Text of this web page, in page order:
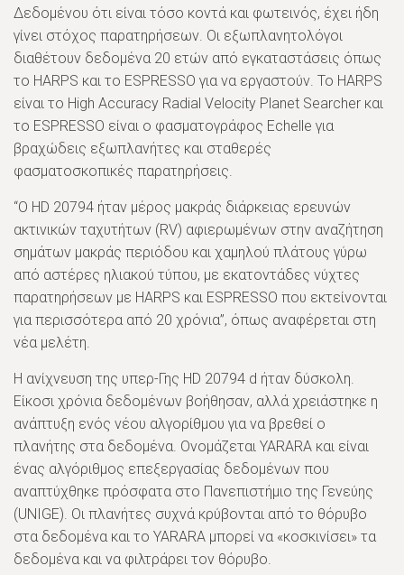
Δεδομένου ότι είναι τόσο κοντά και φωτεινός, έχει ήδη
γίνει στόχος παρατηρήσεων. Οι εξωπλανητολόγοι
διαθέτουν δεδομένα 20 ετών από εγκαταστάσεις όπως
το HARPS και το ESPRESSO για να εργαστούν. Το HARPS
είναι το High Accuracy Radial Velocity Planet Searcher και
το ESPRESSO είναι ο φασματογράφος Echelle για
βραχώδεις εξωπλανήτες και σταθερές
φασματοσκοπικές παρατηρήσεις.
“Ο HD 20794 ήταν μέρος μακράς διάρκειας ερευνών
ακτινικών ταχυτήτων (RV) αφιερωμένων στην αναζήτηση
σημάτων μακράς περιόδου και χαμηλού πλάτους γύρω
από αστέρες ηλιακού τύπου, με εκατοντάδες νύχτες
παρατηρήσεων με HARPS και ESPRESSO που εκτείνονται
για περισσότερα από 20 χρόνια”, όπως αναφέρεται στη
νέα μελέτη.
Η ανίχνευση της υπερ-Γης HD 20794 d ήταν δύσκολη.
Είκοσι χρόνια δεδομένων βοήθησαν, αλλά χρειάστηκε η
ανάπτυξη ενός νέου αλγορίθμου για να βρεθεί ο
πλανήτης στα δεδομένα. Ονομάζεται YARARA και είναι
ένας αλγόριθμος επεξεργασίας δεδομένων που
αναπτύχθηκε πρόσφατα στο Πανεπιστήμιο της Γενεύης
(UNIGE). Οι πλανήτες συχνά κρύβονται από το θόρυβο
στα δεδομένα και το YARARA μπορεί να «κοσκινίσει» τα
δεδομένα και να φιλτράρει τον θόρυβο.